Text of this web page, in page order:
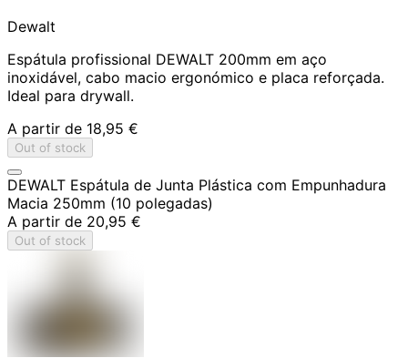
Dewalt
Espátula profissional DEWALT 200mm em aço
inoxidável, cabo macio ergonómico e placa reforçada.
Ideal para drywall.
A partir de 18,95 €
Out of stock
DEWALT Espátula de Junta Plástica com Empunhadura
Macia 250mm (10 polegadas)
A partir de 20,95 €
Out of stock